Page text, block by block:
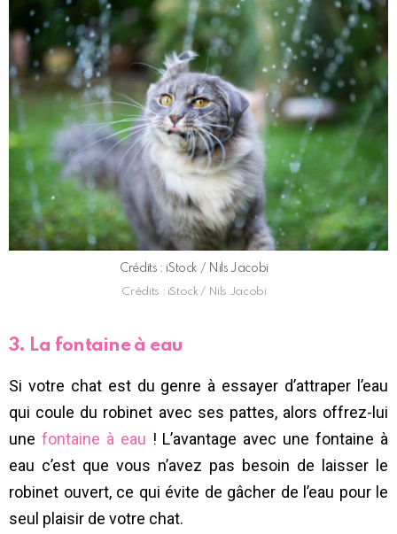
Crédits : iStock / Nils Jacobi
Crédits : iStock / Nils Jacobi
3. La fontaine à eau
Si votre chat est du genre à essayer d’attraper l’eau
qui coule du robinet avec ses pattes, alors offrez-lui
une fontaine à eau ! L’avantage avec une fontaine à
eau c’est que vous n’avez pas besoin de laisser le
robinet ouvert, ce qui évite de gâcher de l’eau pour le
seul plaisir de votre chat.